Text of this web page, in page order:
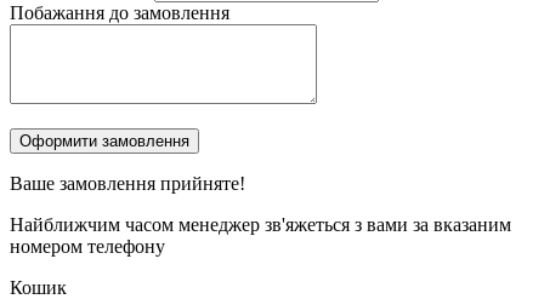
Побажання до замовлення
Ваше замовлення прийняте!
Найближчим часом менеджер зв'яжеться з вами за вказаним
номером телефону
Кошик